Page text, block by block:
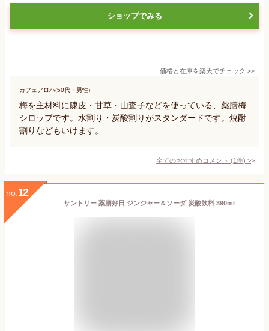
ショップでみる
価格と在庫を楽天でチェック >>
カフェアロハ(50代・男性)
梅を主材料に陳皮・甘草・山査子などを使っている、薬膳梅
シロップです。水割り・炭酸割りがスタンダードです。焼酎
割りなどもいけます。
全てのおすすめコメント (1件) >
no. 12
サントリー 薬膳好日 ジンジャー＆ソーダ 炭酸飲料 390ml